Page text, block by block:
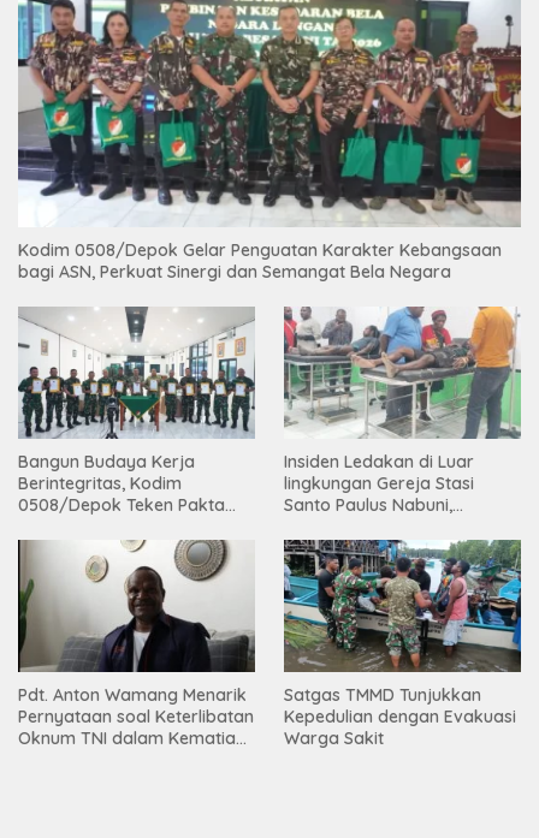
Kodim 0508/Depok Gelar Penguatan Karakter Kebangsaan
bagi ASN, Perkuat Sinergi dan Semangat Bela Negara
Bangun Budaya Kerja
Berintegritas, Kodim
0508/Depok Teken Pakta
Insiden Ledakan di Luar
lingkungan Gereja Stasi
Santo Paulus Nabuni,
Pdt. Anton Wamang Menarik
Pernyataan soal Keterlibatan
Oknum TNI dalam Kematian
Satgas TMMD Tunjukkan
Kepedulian dengan Evakuasi
Warga Sakit